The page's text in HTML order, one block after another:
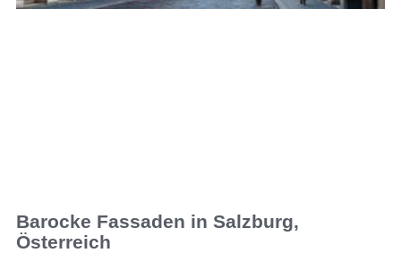
Barocke Fassaden in Salzburg,
Österreich